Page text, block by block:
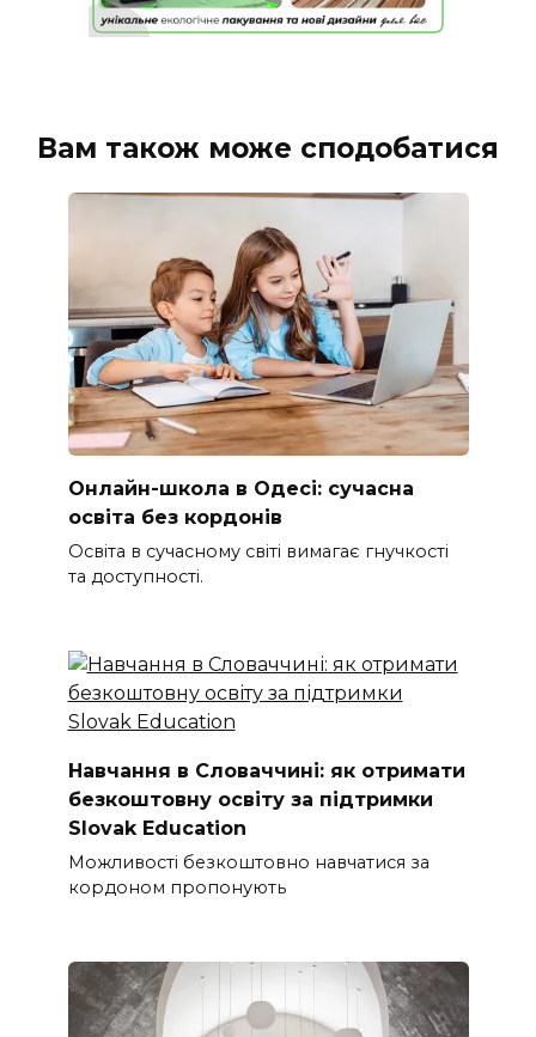
Вам також може сподобатися
Онлайн-школа в Одесі: сучасна
освіта без кордонів
Освіта в сучасному світі вимагає гнучкості
та доступності.
Навчання в Словаччині: як отримати
безкоштовну освіту за підтримки
Slovak Education
Можливості безкоштовно навчатися за
кордоном пропонують